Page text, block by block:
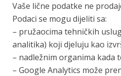
Vaše lične podatke ne
Podaci se mogu dijeliti sa:
– pružaocima tehničkih
analitika) koji djeluju kao
– nadležnim organima kada
– Google Analytics može